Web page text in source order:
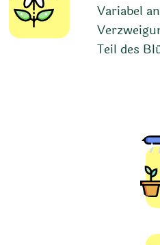
Variabel
Teil des